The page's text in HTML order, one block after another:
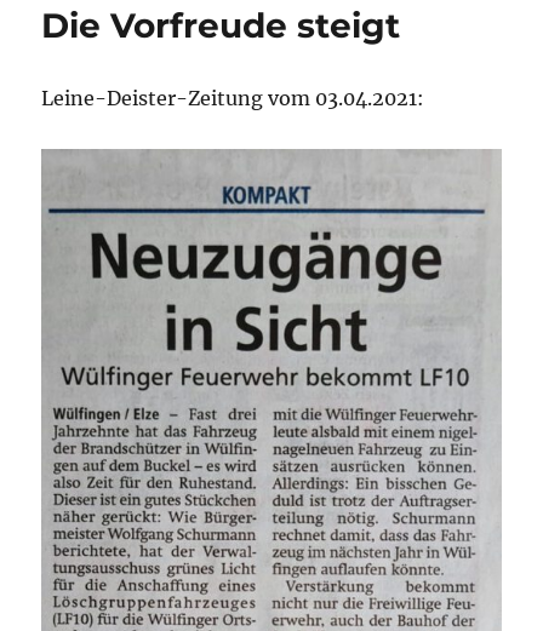
Die Vorfreude steigt
Leine-Deister-Zeitung vom 03.04.2021: